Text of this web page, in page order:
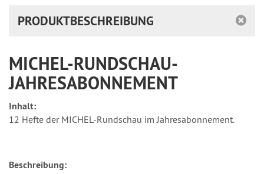
PRODUKTBESCHREIBUNG
MICHEL-RUNDSCHAU-
JAHRESABONNEMENT
Inhalt:
12 Hefte der MICHEL-Rundschau im Jahresabonnement.
Beschreibung: